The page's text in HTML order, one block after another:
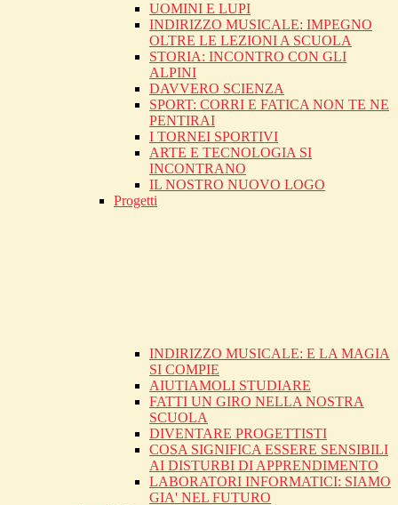
UOMINI E LUPI
INDIRIZZO MUSICALE: IMPEGNO
OLTRE LE LEZIONI A SCUOLA
STORIA: INCONTRO CON GLI
ALPINI
DAVVERO SCIENZA
SPORT: CORRI E FATICA NON TE NE
PENTIRAI
I TORNEI SPORTIVI
ARTE E TECNOLOGIA SI
INCONTRANO
IL NOSTRO NUOVO LOGO
Progetti
INDIRIZZO MUSICALE: E LA MAGIA
SI COMPIE
AIUTIAMOLI STUDIARE
FATTI UN GIRO NELLA NOSTRA
SCUOLA
DIVENTARE PROGETTISTI
COSA SIGNIFICA ESSERE SENSIBILI
AI DISTURBI DI APPRENDIMENTO
LABORATORI INFORMATICI: SIAMO
GIA' NEL FUTURO